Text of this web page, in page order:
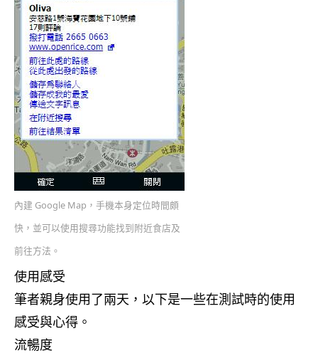
內建 Google Map，手機本身定位時間頗
快，並可以使用搜尋功能找到附近食店及
前往方法。
使用感受
筆者親身使用了兩天，以下是一些在測試時的使用
感受與心得。
流暢度